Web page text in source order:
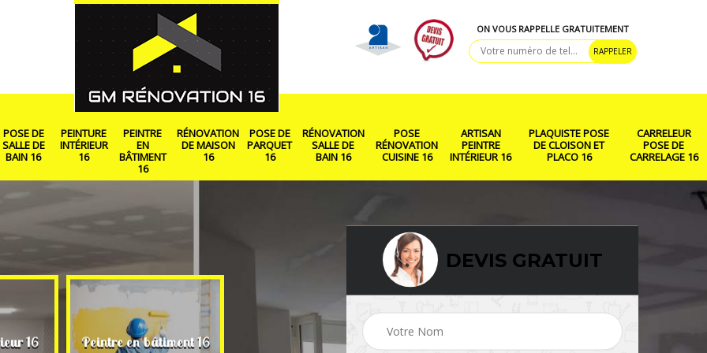
ON VOUS RAPPELLE GRATUITEMENT
POSE DE
SALLE DE
BAIN 16
PEINTURE
INTÉRIEUR
16
PEINTRE
EN
BÂTIMENT
16
RÉNOVATION
DE MAISON
16
POSE DE
PARQUET
16
RÉNOVATION
SALLE DE
BAIN 16
POSE
RÉNOVATION
CUISINE 16
ARTISAN
PEINTRE
INTÉRIEUR 16
PLAQUISTE POSE
DE CLOISON ET
PLACO 16
CARRELEUR
POSE DE
CARRELAGE 16
16 Peintre en bâtiment 16 Rénovation de maison
16 Pose de parquet 16 Rénovation salle de
DEVIS GRATUIT